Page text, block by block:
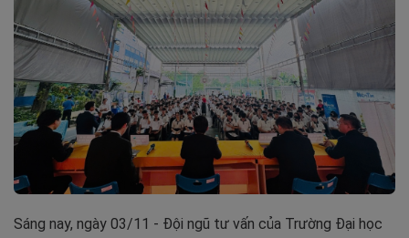
Sáng nay, ngày 03/11 - Đội ngũ tư vấn của Trường Đại học